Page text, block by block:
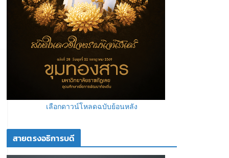
เลือกดาวน์โหลดฉบับย้อนหลัง
สายตรงอธิการบดี